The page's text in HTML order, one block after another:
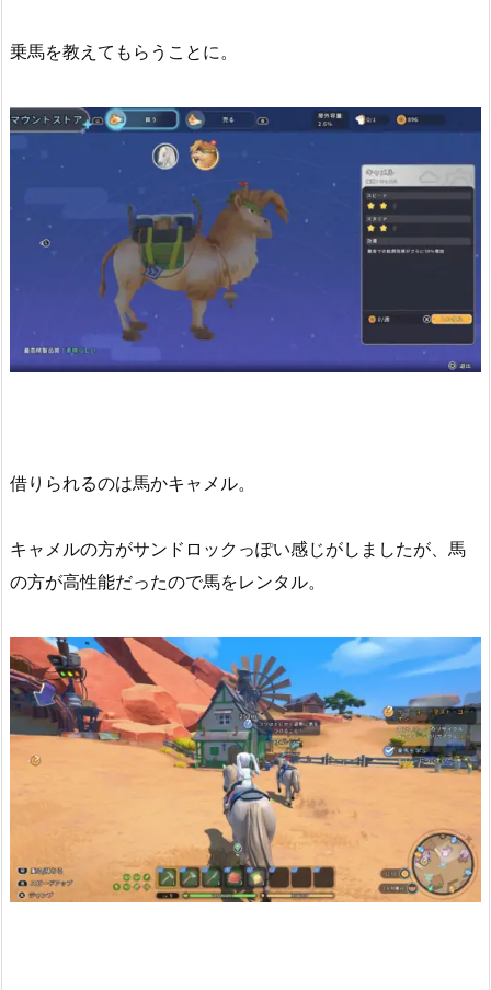
乗馬を教えてもらうことに。
借りられるのは馬かキャメル。
キャメルの方がサンドロックっぽい感じがしましたが、馬
の方が高性能だったので馬をレンタル。